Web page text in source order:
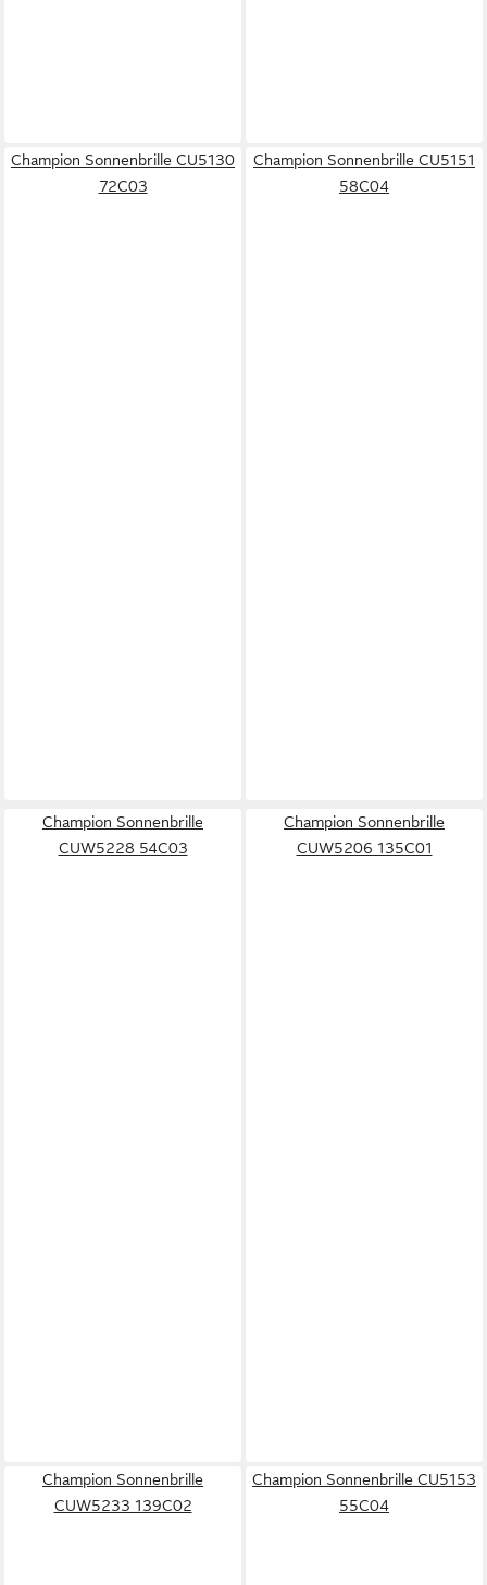
Champion Sonnenbrille CU5130
72C03
Champion Sonnenbrille CU5151
58C04
Champion Sonnenbrille
CUW5228 54C03
Champion Sonnenbrille
CUW5206 135C01
Champion Sonnenbrille
CUW5233 139C02
Champion Sonnenbrille CU5153
55C04